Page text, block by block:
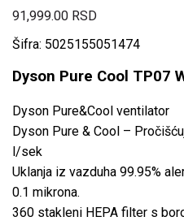
91,999.00 RSD
Šifra: 5025155051474
Dyson Pure Cool TP07
Dyson Pure&Cool ventilator
Dyson Pure & Cool –
l/sek
Uklanja iz vazduha 99.95%
0.1 mikrona.
360 stakleni HEPA filter s